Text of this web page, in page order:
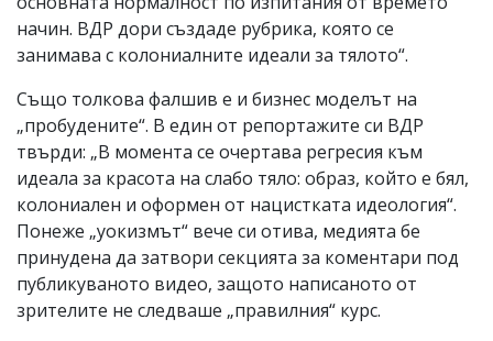
начин. ВДР дори създаде рубрика, която се
занимава с колониалните идеали за тялото“.
Също толкова фалшив е и бизнес моделът на
„пробудените“. В един от репортажите си ВДР
твърди: „В момента се очертава регресия към
идеала за красота на слабо тяло: образ, който е бял,
колониален и оформен от нацистката идеология“.
Понеже „уокизмът“ вече си отива, медията бе
принудена да затвори секцията за коментари под
публикуваното видео, защото написаното от
зрителите не следваше „правилния“ курс.